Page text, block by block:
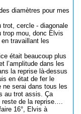
diamètres pour mes
trot, cercle - diagonale
trop mou, donc Elvis
travaillant les
était beaucoup plus
l’amplitude dans les
la reprise là-dessus
en état de fer le
ne serai dans tous les
au trot assis. Ça
reste de la reprise….
16°, Elvis à